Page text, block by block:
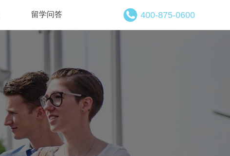
留学问答 400-875-0600